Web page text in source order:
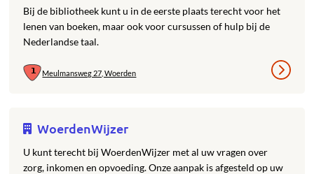
Bij de bibliotheek kunt u in de eerste plaats terecht voor het
lenen van boeken, maar ook voor cursussen of hulp bij de
Nederlandse taal.
Meulmansweg 27, Woerden
WoerdenWijzer
U kunt terecht bij WoerdenWijzer met al uw vragen over
zorg, inkomen en opvoeding. Onze aanpak is afgesteld op uw